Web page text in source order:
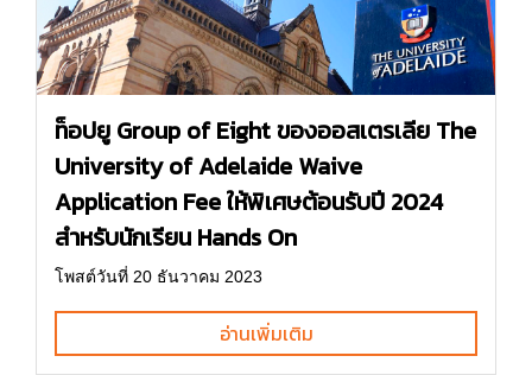
ท็อปยู Group of Eight ของออสเตรเลีย The
University of Adelaide Waive
Application Fee ให้พิเศษต้อนรับปี 2024
สำหรับนักเรียน Hands On
โพสต์วันที่ 20 ธันวาคม 2023
อ่านเพิ่มเติม